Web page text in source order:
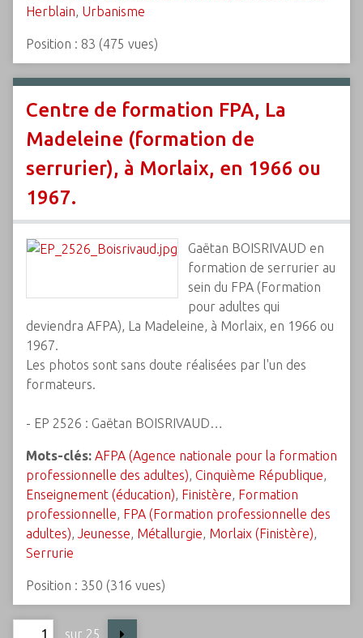
Herblain, Urbanisme
Position : 83 (475 vues)
Centre de formation FPA, La
Madeleine (formation de
serrurier), à Morlaix, en 1966 ou
1967.
Gaëtan BOISRIVAUD en
formation de serrurier au
sein du FPA (Formation
pour adultes qui
deviendra AFPA), La Madeleine, à Morlaix, en 1966 ou
1967.
Les photos sont sans doute réalisées par l'un des
formateurs.
- EP 2526 : Gaëtan BOISRIVAUD…
Mots-clés: AFPA (Agence nationale pour la formation
professionnelle des adultes), Cinquième République,
Enseignement (éducation), Finistère, Formation
professionnelle, FPA (Formation professionnelle des
adultes), Jeunesse, Métallurgie, Morlaix (Finistère),
Serrurie
Position : 350 (316 vues)
sur 25